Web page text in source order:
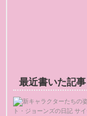
最近書いた記事